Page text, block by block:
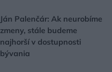
Ján Palenčár: Ak neurobíme
zmeny, stále budeme
najhorší v dostupnosti
bývania